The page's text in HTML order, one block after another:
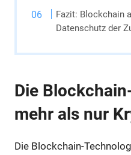
Fazit: Blockchain
Datenschutz der
Die
mehr als nur
Die Blockchain-